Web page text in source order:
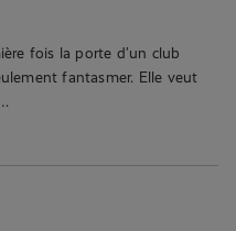
fois la porte d’un club
fantasmer. Elle veut